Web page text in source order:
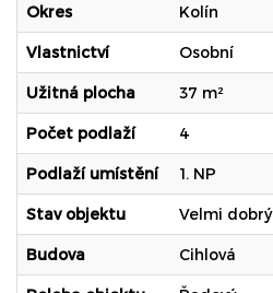
Okres Kolín
Vlastnictví Osobní
Užitná plocha 37 m²
Počet podlaží 4
Podlaží umístění 1. NP
Stav objektu Velmi dobrý
Budova Cihlová